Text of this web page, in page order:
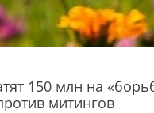
150 млн на
митингов